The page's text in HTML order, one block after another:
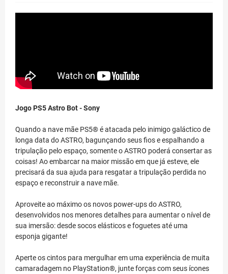
Jogo PS5 Astro Bot - Sony
Quando a nave mãe PS5® é atacada pelo inimigo galáctico de
longa data do ASTRO, bagunçando seus fios e espalhando a
tripulação pelo espaço, somente o ASTRO poderá consertar as
coisas! Ao embarcar na maior missão em que já esteve, ele
precisará da sua ajuda para resgatar a tripulação perdida no
espaço e reconstruir a nave mãe.
Aproveite ao máximo os novos power-ups do ASTRO,
desenvolvidos nos menores detalhes para aumentar o nível de
sua imersão: desde socos elásticos e foguetes até uma
esponja gigante!
Aperte os cintos para mergulhar em uma experiência de muita
camaradagem no PlayStation®, junte forças com seus ícones